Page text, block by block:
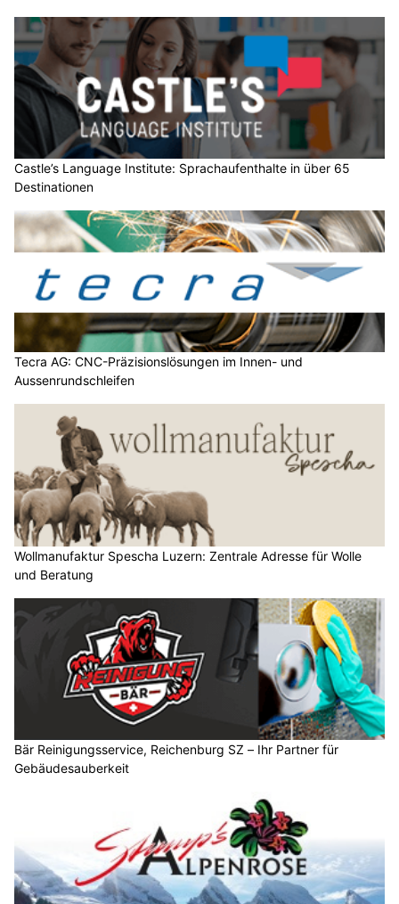
Castle’s Language Institute: Sprachaufenthalte in über 65
Destinationen
Tecra AG: CNC-Präzisionslösungen im Innen- und
Aussenrundschleifen
Wollmanufaktur Spescha Luzern: Zentrale Adresse für Wolle
und Beratung
Bär Reinigungsservice, Reichenburg SZ – Ihr Partner für
Gebäudesauberkeit
Stump’s Alpenrose: Bergidylle und Wellnesshotel in Wildhaus SG